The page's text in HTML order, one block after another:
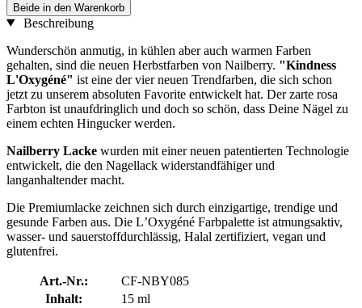
Beide in den Warenkorb
Beschreibung
Wunderschön anmutig, in kühlen aber auch warmen Farben
gehalten, sind die neuen Herbstfarben von Nailberry. "Kindness
L'Oxygéné" ist eine der vier neuen Trendfarben, die sich schon
jetzt zu unserem absoluten Favorite entwickelt hat. Der zarte rosa
Farbton ist unaufdringlich und doch so schön, dass Deine Nägel zu
einem echten Hingucker werden.
Nailberry Lacke wurden mit einer neuen patentierten Technologie
entwickelt, die den Nagellack widerstandfähiger und
langanhaltender macht.
Die Premiumlacke zeichnen sich durch einzigartige, trendige und
gesunde Farben aus. Die LʼOxygéné Farbpalette ist atmungsaktiv,
wasser- und sauerstoffdurchlässig, Halal zertifiziert, vegan und
glutenfrei.
Art.-Nr.:
CF-NBY085
Inhalt:
15 ml